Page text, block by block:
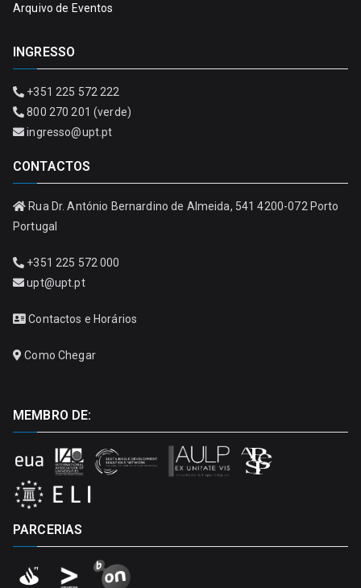
Arquivo de Eventos
INGRESSO
+351 225 572 222
800 270 201 (verde)
ingresso@upt.pt
CONTACTOS
Rua Dr. António Bernardino de Almeida, 541 4200-072 Porto
Portugal
+351 225 572 000
upt@upt.pt
Contactos e Horários
Como Chegar
MEMBRO DE:
PARCERIAS